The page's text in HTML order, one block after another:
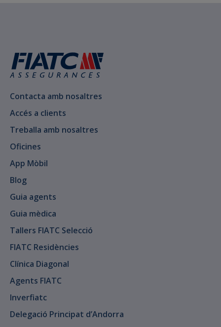
Contacta amb nosaltres
Accés a clients
Treballa amb nosaltres
Oficines
App Mòbil
Blog
Guia agents
Guia mèdica
Tallers FIATC Selecció
FIATC Residències
Clínica Diagonal
Agents FIATC
Inverfiatc
Delegació Principat d’Andorra